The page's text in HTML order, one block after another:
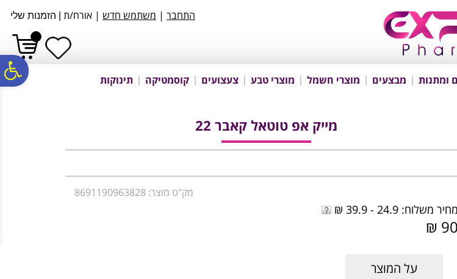
נגישות
אתר
המרכזי
התחבר | משתמש חדש | אורח/ת הזמנות שלי
ומתנות מבצעים מוצרי חשמל מוצרי טבע צעצועים קוסמטיקה תינוקות
מייק אפ טוטאל קאבר 22
מק"ט מוצר: 8691190963828
מחיר משלוח: 24.9 - 39.9 ₪
90 ₪
על המוצר